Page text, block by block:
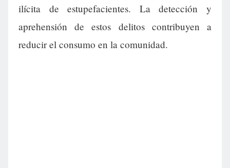
ilícita de estupefacientes. La detección y
aprehensión de estos delitos contribuyen a
reducir el consumo en la comunidad.